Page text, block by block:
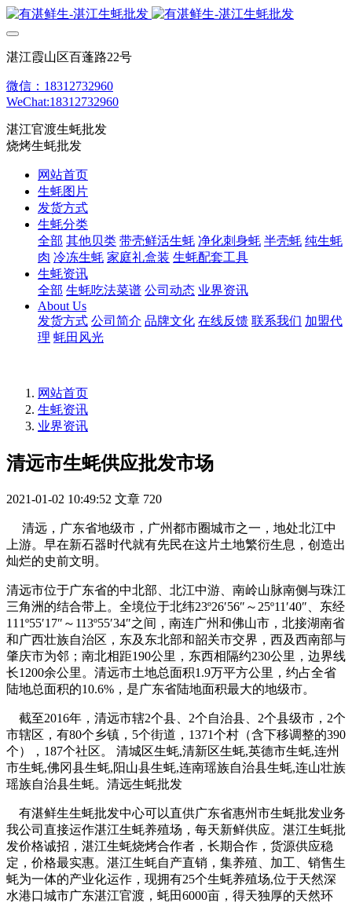
湛江霞山区百蓬路22号
微信：18312732960
WeChat:18312732960
湛江官渡生蚝批发
烧烤生蚝批发
网站首页
生蚝图片
发货方式
生蚝分类
全部 其他贝类 带壳鲜活生蚝 净化刺身蚝 半壳蚝 纯生蚝
肉 冷冻生蚝 家庭礼盒装 生蚝配套工具
生蚝资讯
全部 生蚝吃法菜谱 公司动态 业界资讯
About Us
发货方式 公司简介 品牌文化 在线反馈 联系我们 加盟代
理 蚝田风光
网站首页
生蚝资讯
业界资讯
清远市生蚝供应批发市场
2021-01-02 10:49:52 文章 720
清远，广东省地级市，广州都市圈城市之一，地处北江中
上游。早在新石器时代就有先民在这片土地繁衍生息，创造出
灿烂的史前文明。
清远市位于广东省的中北部、北江中游、南岭山脉南侧与珠江
三角洲的结合带上。全境位于北纬23º26′56″～25º11′40″、东经
111º55′17″～113º55′34″之间，南连广州和佛山市，北接湖南省
和广西壮族自治区，东及东北部和韶关市交界，西及西南部与
肇庆市为邻；南北相距190公里，东西相隔约230公里，边界线
长1200余公里。清远市土地总面积1.9万平方公里，约占全省
陆地总面积的10.6%，是广东省陆地面积最大的地级市。
截至2016年，清远市辖2个县、2个自治县、2个县级市，2个
市辖区，有80个乡镇，5个街道，1371个村（含下移调整的390
个），187个社区。 清城区生蚝,清新区生蚝,英德市生蚝,连州
市生蚝,佛冈县生蚝,阳山县生蚝,连南瑶族自治县生蚝,连山壮族
瑶族自治县生蚝。清远生蚝批发
有湛鲜生生蚝批发中心可以直供广东省惠州市生蚝批发业务
我公司直接运作湛江生蚝养殖场，每天新鲜供应。湛江生蚝批
发价格诚招，湛江生蚝烧烤合作者，长期合作，货源供应稳
定，价格最实惠。湛江生蚝自产直销，集养殖、加工、销售生
蚝为一体的产业化运作，现拥有25个生蚝养殖场,位于天然深
水港口城市广东湛江官渡，蚝田6000亩，得天独厚的天然环